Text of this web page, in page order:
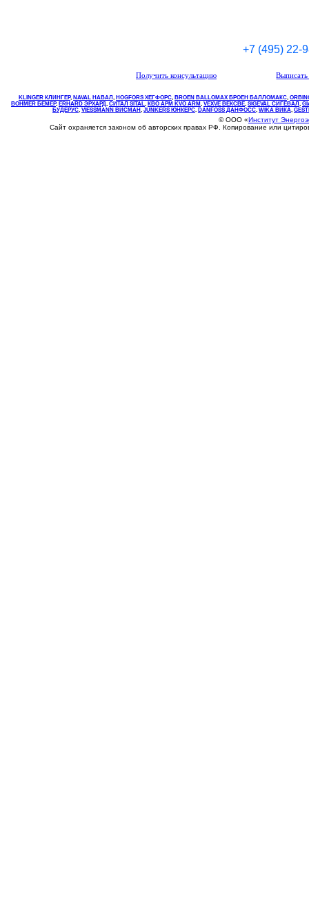
+7 (495) 22-
Получить консультацию
KLINGER КЛИНГЕР, NAVAL НАВАЛ , НOGFORS ХЕГФОРС, BROEN BALLOMAX БРОЕН БАЛЛОМАКС,
BOHMER БЕМЕР, ERHARD ЭРХАРД, СИТАЛ SITAL, КВО АРМ KVO ARM, VEXVE ВЕКСВЕ, SIGEVAL СИГЕВАЛ ,
БУДЕРУС, VIESSMANN ВИСМАН , JUNKERS ЮНКЕРС. DANFOSS ДАНФОСС, WIKA ВИКА,
© ООО «Институт
Сайт охраняется законом об авторских правах РФ. Копирование или